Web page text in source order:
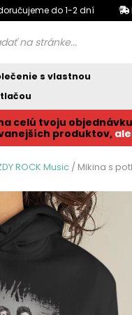
do 1-2 dní
s vlastnou
celú tvoju
produktov,
ROCK Music / Mikina s